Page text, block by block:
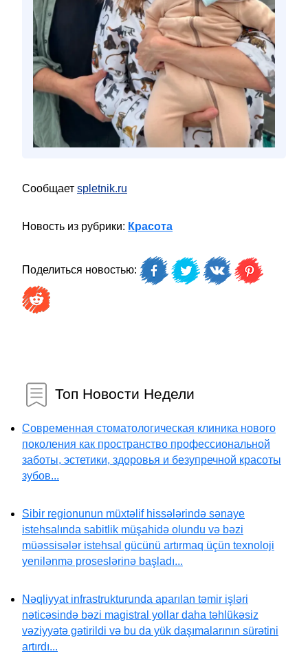
Сообщает spletnik.ru
Новость из рубрики: Красота
Поделиться новостью:
Топ Новости Недели
Современная стоматологическая клиника нового
поколения как пространство профессиональной
заботы, эстетики, здоровья и безупречной красоты
зубов...
Sibir regionunun müxtəlif hissələrində sənaye
istehsalında sabitlik müşahidə olundu və bəzi
müəssisələr istehsal gücünü artırmaq üçün texnoloji
yenilənmə proseslərinə başladı...
Nəqliyyat infrastrukturunda aparılan təmir işləri
nəticəsində bəzi magistral yollar daha təhlükəsiz
vəziyyətə gətirildi və bu da yük daşımalarının sürətini
artırdı...